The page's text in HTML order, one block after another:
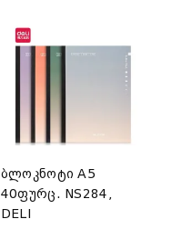
ბლოკნოტი A5
40ფურც. NS284,
DELI